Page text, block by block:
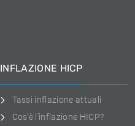
INFLAZIONE HICP
Tassi inflazione attuali
Cos'è l'inflazione HICP?